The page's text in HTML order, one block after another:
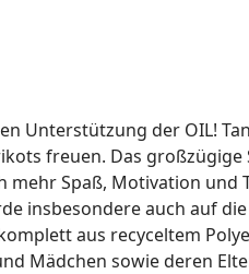
Unterstützung der OIL!
freuen. Das
mehr Spaß, Motivation und
insbesondere auch auf
aus recyceltem
Mädchen sowie deren